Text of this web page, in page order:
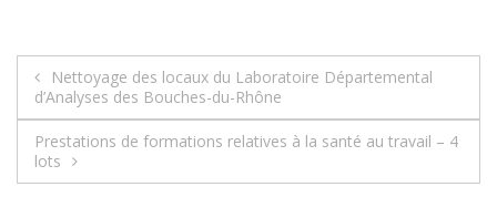
Navigation
de
l’article
Nettoyage des locaux du Laboratoire Départemental
d’Analyses des Bouches-du-Rhône
Prestations de formations relatives à la santé au travail – 4
lots